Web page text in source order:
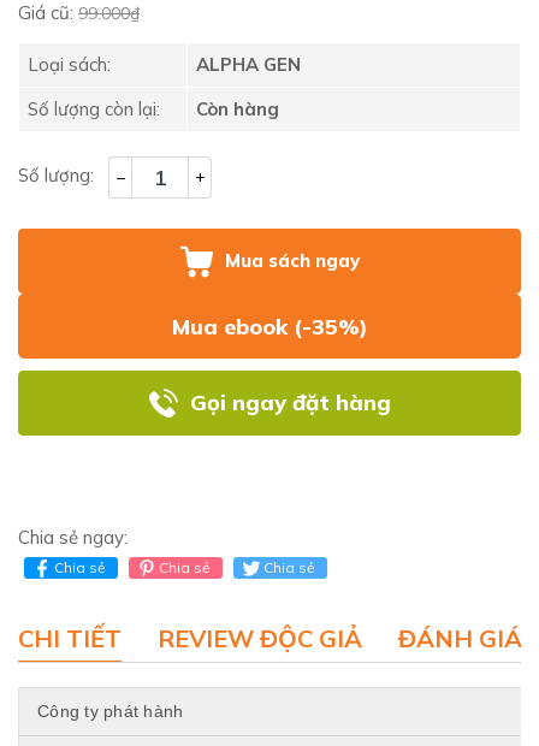
Giá cũ: 99.000₫
Loại sách:
ALPHA GEN
Số lượng còn lại:
Còn hàng
Số lượng: – +
Mua sách ngay
Mua ebook (-35%)
Gọi ngay đặt hàng
Chia sẻ ngay:
Chia sẻ Chia sẻ Chia sẻ
CHI TIẾT REVIEW ĐỘC GIẢ ĐÁNH GIÁ
Công ty phát hành